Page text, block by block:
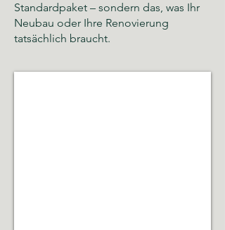
Standardpaket – sondern das, was Ihr
Neubau oder Ihre Renovierung
tatsächlich braucht.